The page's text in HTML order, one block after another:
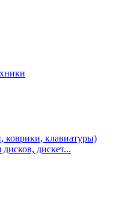
коврики, клавиатуры)
дискет...